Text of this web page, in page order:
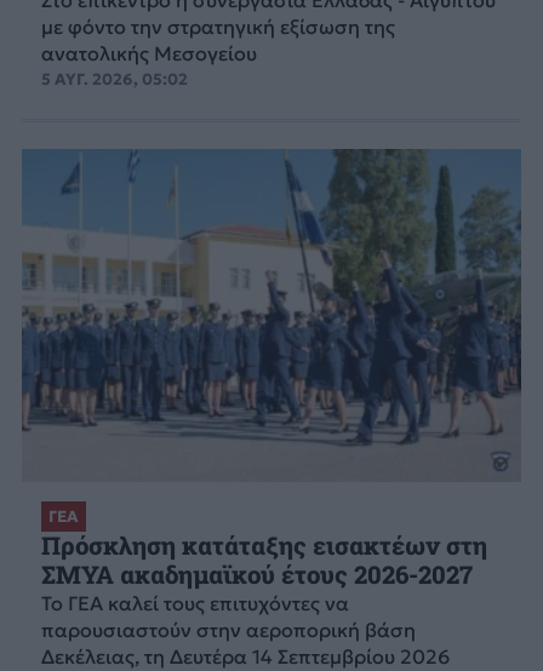
με φόντο την στρατηγική εξίσωση της
ανατολικής Μεσογείου
5 ΑΥΓ. 2026, 05:02
ΓΕΑ
Πρόσκληση κατάταξης εισακτέων στη
ΣΜΥΑ ακαδημαϊκού έτους 2026-2027
Το ΓΕΑ καλεί τους επιτυχόντες να
παρουσιαστούν στην αεροπορική βάση
Δεκέλειας, τη Δευτέρα 14 Σεπτεμβρίου 2026